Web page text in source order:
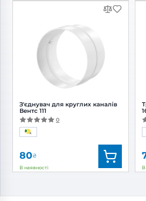
Вентс
Артикул:
0000219427
Діаметр:
100 мм
З'єднувач для круглих каналів
Вентс 111
0
80₴
В наявності В